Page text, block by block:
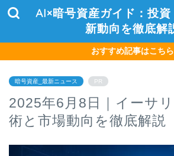
AI×暗号資産ガイド：投
新動向を徹底解
おすすめ記事はこちら
暗号資産_最新ニュース PR
2025年6月8日｜イーサ
術と市場動向を徹底解説